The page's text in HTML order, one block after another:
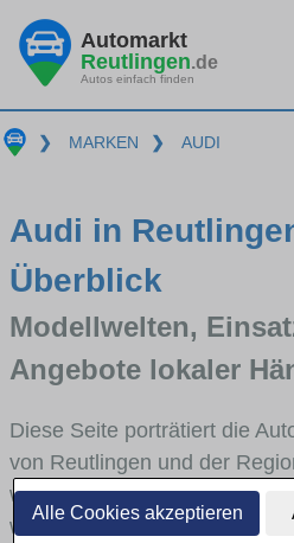
Alle Cookies akzeptieren
Automarkt
Reutlingen.de
Autos einfach finden
❯ MARKEN ❯ AUDI
Audi in
Überblick
Modellwelten,
Angebote lokaler
Diese Seite porträtiert die
von Reutlingen und der
welchen Fahrzeugklassen
welche Modellreihen häufig